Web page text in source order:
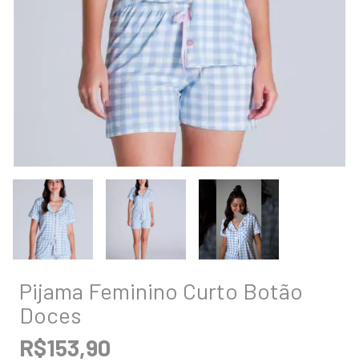
Pijama Feminino Curto Botão
Doces
R$153,90